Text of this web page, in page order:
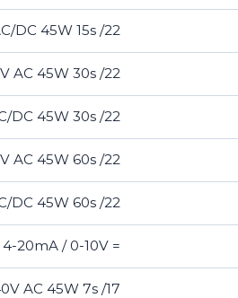
22/ F07-F10 100 Nm 24V AC/DC 45W 15s
22/ F07-F10 150 Nm 100-240V AC 45W 30s
22/ F07-F10 150 Nm 24V AC/DC 45W 30s
22/ F07-F10 300 Nm 100-240V AC 45W 60s
22/ F07-F10 300 Nm 24V AC/DC 45W 60s
= 4-20mA / 0-10V
17/ F05-F07 25 Nm 100-240V AC 45W 7s